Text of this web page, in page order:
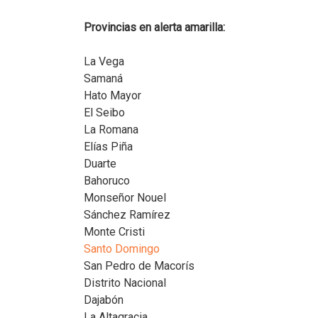
Provincias en alerta amarilla:
La Vega
Samaná
Hato Mayor
El Seibo
La Romana
Elías Piña
Duarte
Bahoruco
Monseñor Nouel
Sánchez Ramírez
Monte Cristi
Santo Domingo
San Pedro de Macorís
Distrito Nacional
Dajabón